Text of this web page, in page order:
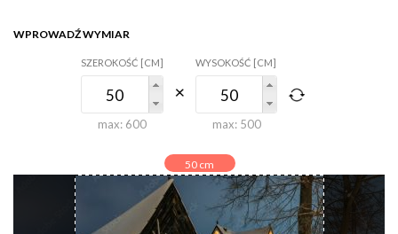
50 cm
WPROWADŹ WYMIAR
SZEROKOŚĆ [CM]
max: 600
WYSOKOŚĆ [CM]
max: 500